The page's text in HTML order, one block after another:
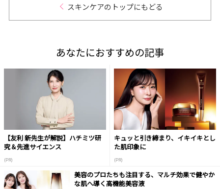
スキンケアのトップにもどる
あなたにおすすめの記事
【友利 新先生が解説】ハチミツ研
究＆先進サイエンス
(PR)
キュッと引き締まり、イキイキとし
た肌印象に
(PR)
美容のプロたちも注目する、マルチ効果で健やか
な肌へ導く高機能美容液